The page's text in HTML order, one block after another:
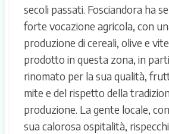
secoli passati. Fosciandora ha
forte vocazione agricola, con
produzione di cereali, olive e
prodotto in questa zona, in
rinomato per la sua qualità,
mite e del rispetto della
produzione. La gente locale,
sua calorosa ospitalità,